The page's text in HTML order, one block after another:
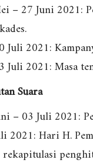
– 27 Juni 2021:
Juli 2021:
Juli 2021: Masa
Suara
– 03 Juli 2021:
2021: Hari H.